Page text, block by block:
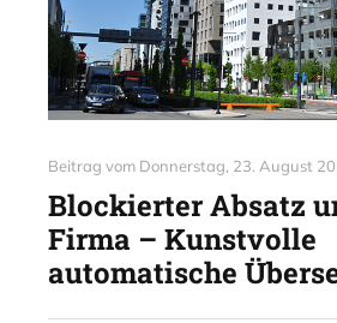
Beitrag vom Donnerstag, 23. August
Blockierter Absatz
Firma – Kunstvolle
automatische